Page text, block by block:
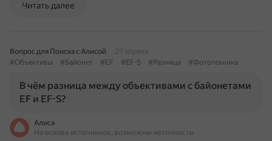
Читать далее
Вопрос для Поиска с Алисой
23 апреля
#Объективы
#Байонет #EF #EF-S #Разница #Фототехника
В чём разница между объективами с байонетами
EF и EF-S?
Алиса
На основе источников, возможны неточности